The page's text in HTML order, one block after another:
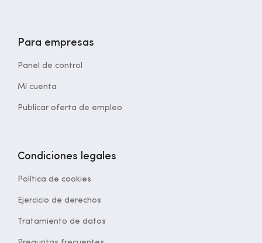
Para empresas
Panel de control
Mi cuenta
Publicar oferta de empleo
Condiciones legales
Política de cookies
Ejercicio de derechos
Tratamiento de datos